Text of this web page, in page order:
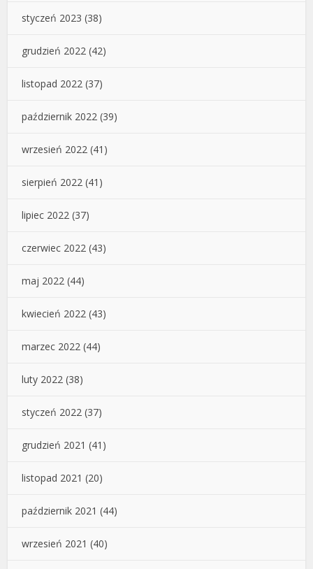
styczeń 2023 (38)
grudzień 2022 (42)
listopad 2022 (37)
październik 2022 (39)
wrzesień 2022 (41)
sierpień 2022 (41)
lipiec 2022 (37)
czerwiec 2022 (43)
maj 2022 (44)
kwiecień 2022 (43)
marzec 2022 (44)
luty 2022 (38)
styczeń 2022 (37)
grudzień 2021 (41)
listopad 2021 (20)
październik 2021 (44)
wrzesień 2021 (40)